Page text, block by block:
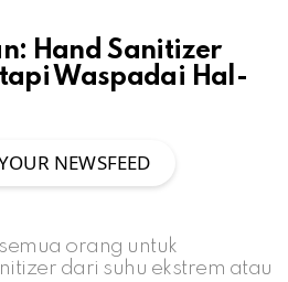
Hand Sanitizer
Waspadai Hal-
NEWSFEED
orang untuk
dari suhu ekstrem atau